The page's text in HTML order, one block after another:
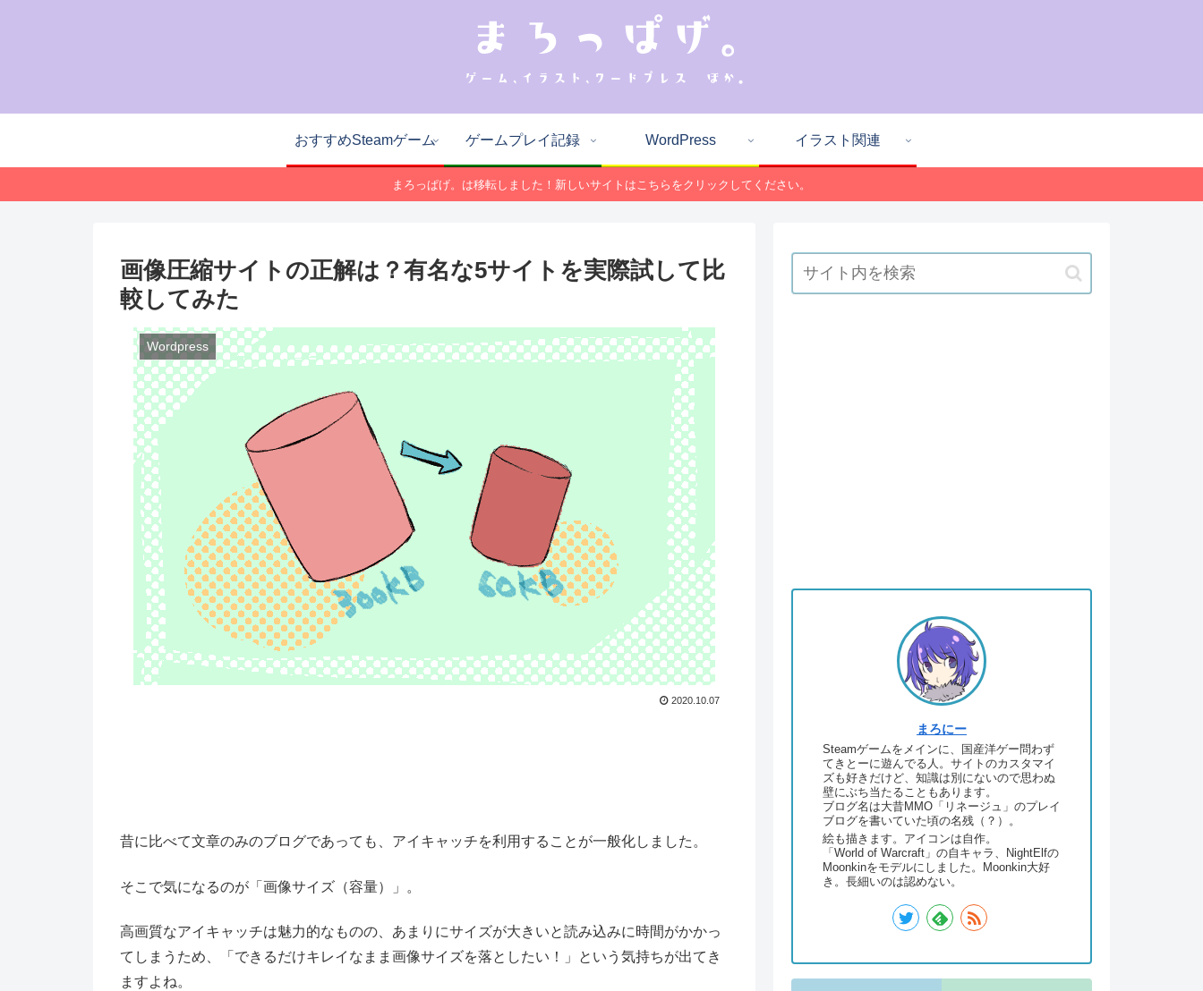
おすすめSteamゲーム ゲームプレイ記録 WordPress イラスト関連
まろっぱげ。は移転しました！新しいサイトはこちらをクリックしてください。
画像圧縮サイトの正解は？有名な5サイトを実際試して比
較してみた
Wordpress
2020.10.07
昔に比べて文章のみのブログであっても、アイキャッチを利用することが一般化しました。
そこで気になるのが「画像サイズ（容量）」。
高画質なアイキャッチは魅力的なものの、あまりにサイズが大きいと読み込みに時間がかかっ
てしまうため、「できるだけキレイなまま画像サイズを落としたい！」という気持ちが出てき
ますよね。
まろにー
Steamゲームをメインに、国産洋ゲー問わず
てきとーに遊んでる人。サイトのカスタマイ
ズも好きだけど、知識は別にないので思わぬ
壁にぶち当たることもあります。
ブログ名は大昔MMO「リネージュ」のプレイ
ブログを書いていた頃の名残（？）。
絵も描きます。アイコンは自作。
「World of Warcraft」の自キャラ、NightElfの
Moonkinをモデルにしました。Moonkin大好
き。長細いのは認めない。